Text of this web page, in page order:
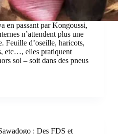
en passant par Kongoussi,
n’attendent plus une
Feuille d’oseille, haricots,
etc…, elles pratiquent
sol – soit dans des pneus
: Des FDS et